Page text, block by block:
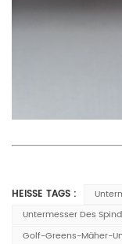
HEISSE TAGS :
Untermesser Des
Golf-Greens-Mäher-